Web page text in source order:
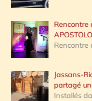
Rencontre
Rencontre
Jassans-
partagé
Installés